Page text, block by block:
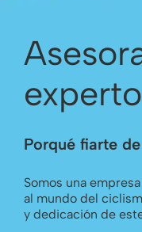
experto
Porqué fiarte
Somos una
al mundo del
y dedicación de